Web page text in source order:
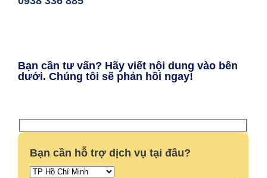
Bạn cần tư vấn? Hãy viết nội dung vào bên
dưới. Chúng tôi sẽ phản hồi ngay!
Bạn cần hỗ trợ dịch vụ tại đâu?